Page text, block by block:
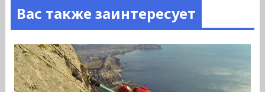
Вас также заинтересует